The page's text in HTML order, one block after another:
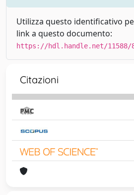
Utilizza questo identificativo
link a questo documento:
https://hdl.handle.net/11588/
Citazioni